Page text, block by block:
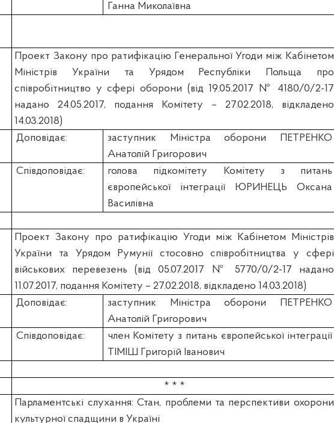
Ганна Миколаївна
Проект Закону про ратифікацію Генеральної Угоди між Кабінетом
Міністрів України та Урядом Республіки Польща про
співробітництво у сфері оборони (вiд 19.05.2017 № 4180/0/2-17
надано 24.05.2017, подання Комітету – 27.02.2018, відкладено
14.03.2018)
Доповідає:
заступник Міністра оборони ПЕТРЕНКО
Анатолій Григорович
Співдоповідає:
голова підкомітету Комітету з питань
європейської інтеграції ЮРИНЕЦЬ Оксана
Василівна
Проект Закону про ратифікацію Угоди між Кабінетом Міністрів
України та Урядом Румунії стосовно співробітництва у сфері
військових перевезень (вiд 05.07.2017 № 5770/0/2-17 надано
11.07.2017, подання Комітету – 27.02.2018, відкладено 14.03.2018)
Доповідає:
заступник Міністра оборони ПЕТРЕНКО
Анатолій Григорович
Співдоповідає:
член Комітету з питань європейської інтеграції
ТІМІШ Григорій Іванович
* * *
Парламентські слухання: Стан, проблеми та перспективи охорони
культурної спадщини в Україні